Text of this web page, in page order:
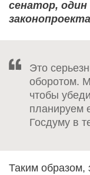
сенатор,
Это
оборотом.
чтобы
планируем
Госдуму в
Таким образом,